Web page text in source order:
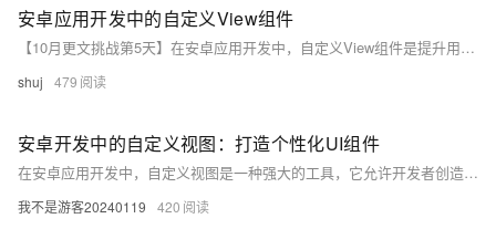
安卓应用开发中的自定义View组件
【10月更文挑战第5天】在安卓应用开发中，自定义View组件是提升用户交互体验的利器。本篇将深入探讨如何从零开始创建自定义View，包括设计理念、实现步骤以及性能优化技巧，帮助开发者打造流畅且富有创意的用户界面。
shuj 479
安卓开发中的自定义视图：打造个性化UI组件
在安卓应用开发中，自定义视图是一种强大的工具，它允许开发者创造独一无二的用户界面元素，从而提升应用的外观和用户体验。本文将通过一个简单的自定义视图示例，引导你了解如何在安卓项目中实现自定义组件，并探讨其背后的技术原理。我们将从基础的View类讲起，逐步深入到绘图、事件处理以及性能优化等方面。无论你是初学者还是有经验的开发者，这篇文章都将为你提供有价值的见解和技巧。
我不是游客20240119 420